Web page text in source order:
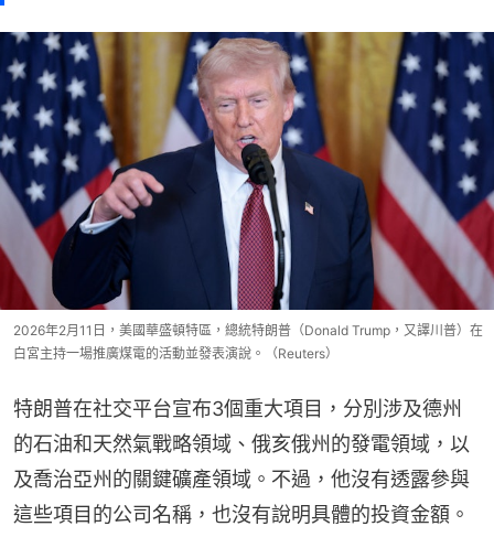
2026年2月11日，美國華盛頓特區，總統特朗普（Donald Trump，又譯川普）在
白宮主持一場推廣煤電的活動並發表演說。（Reuters）
特朗普在社交平台宣布3個重大項目，分別涉及德州
的石油和天然氣戰略領域、俄亥俄州的發電領域，以
及喬治亞州的關鍵礦產領域。不過，他沒有透露參與
這些項目的公司名稱，也沒有說明具體的投資金額。